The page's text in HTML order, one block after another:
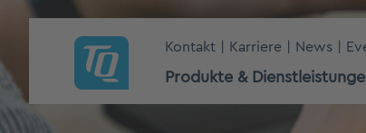
Kontakt Karriere News
Produkte &